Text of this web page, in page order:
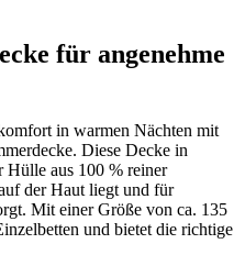
für angenehme
in warmen Nächten mit
Diese Decke in
Hülle aus 100 % reiner
der Haut liegt und für
Mit einer Größe von ca. 135
und bietet die richtige